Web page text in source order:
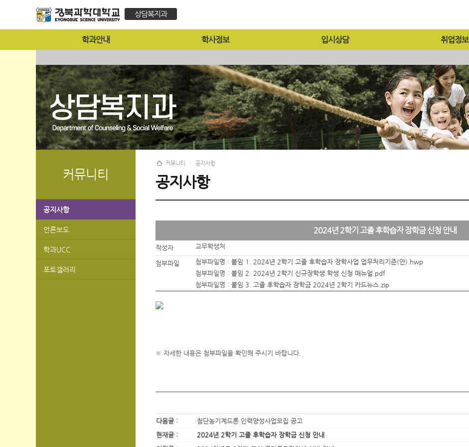
상담복지과
학과안내 학사정보 입시상담 취업정보
커뮤니티
공지사항
언론보도
학과UCC
포토갤러리
커뮤니티 공지사항
공지사항
2024년 2학기 고졸 후학습자 장학금 신청 안내
작성자 교무학생처
첨부파일 첨부파일명 : 붙임 1. 2024년 2학기 고졸 후학습자 장학사업 업무처리기준(안).hwp
첨부파일명 : 붙임 2. 2024년 2학기 신규장학생 학생 신청 매뉴얼.pdf
첨부파일명 : 붙임 3. 고졸 후학습자 장학금 2024년 2학기 카드뉴스.zip
※ 자세한 내용은 첨부파일을 확인해 주시기 바랍니다.
다음글 : 첨단농기계드론 인력양성사업모집 공고
현재글 :
2024년 2학기 고졸 후학습자 장학금 신청 안내